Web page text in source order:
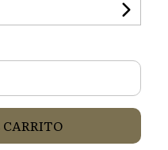
CARRITO